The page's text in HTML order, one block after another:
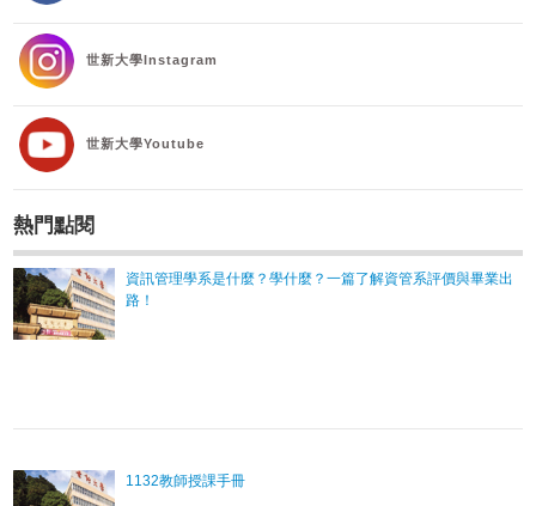
世新大學Instagram
世新大學Youtube
熱門點閱
資訊管理學系是什麼？學什麼？一篇了解資管系評價與畢業出
路！
1132教師授課手冊